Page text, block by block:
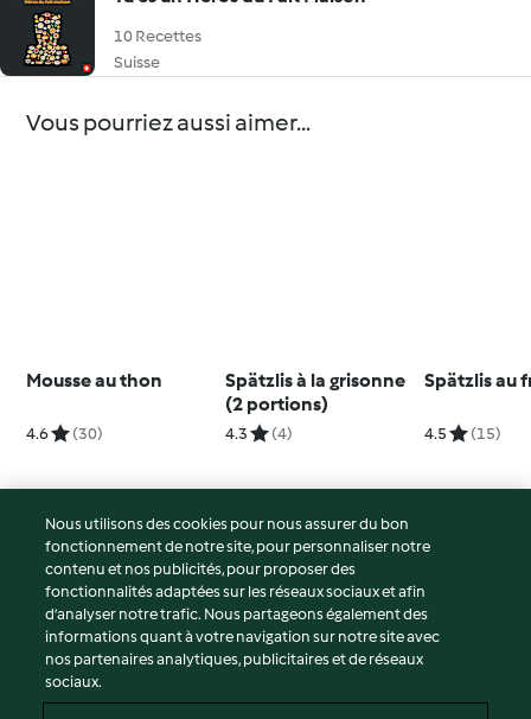
10 Recettes
Suisse
Vous pourriez aussi aimer...
Mousse au thon
4.6 (30)
Spätzlis à la grisonne
(2 portions)
4.3 (4)
Spätzlis au
4.5 (15)
© Copyright 2026
Conditions d'utilisation
Politique de confidentialité
Non-responsabilité
Mentions légales
Nous utilisons des cookies pour nous assurer du bon
fonctionnement de notre site, pour personnaliser notre
contenu et nos publicités, pour proposer des
fonctionnalités adaptées sur les réseaux sociaux et afin
d’analyser notre trafic. Nous partageons également des
informations quant à votre navigation sur notre site avec
nos partenaires analytiques, publicitaires et de réseaux
sociaux.